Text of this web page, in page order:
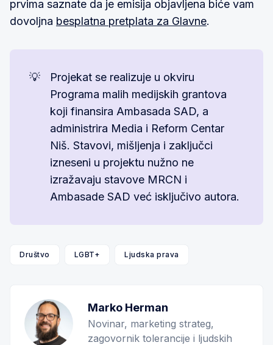
prvima saznate da je emisija objavljena biće vam
dovoljna besplatna pretplata za Glavne.
💡
Projekat se realizuje u okviru
Programa malih medijskih grantova
koji finansira Ambasada SAD, a
administrira Media i Reform Centar
Niš. Stavovi, mišljenja i zaključci
izneseni u projektu nužno ne
izražavaju stavove MRCN i
Ambasade SAD već isključivo autora.
Društvo LGBT+ Ljudska prava
Marko Herman
Novinar, marketing strateg,
zagovornik tolerancije i ljudskih